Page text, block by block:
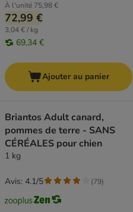
À l'unité 75,98 €
72,99 €
3,04 € / kg
69,34 €
Ajouter au panier
Briantos Adult canard,
pommes de terre - SANS
CÉRÉALES pour chien
1 kg
Avis: 4.1/5 (79)